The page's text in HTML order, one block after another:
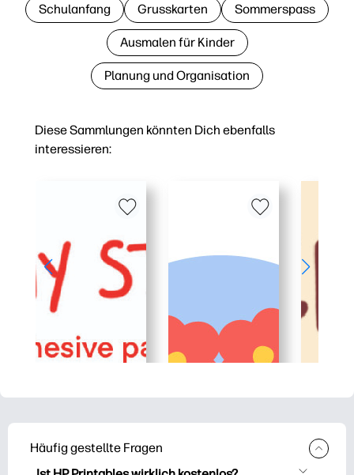
Diese Sammlungen könnten Dich ebenfalls
interessieren:
Schulanfang Grusskarten Sommerspass
Ausmalen für Kinder
Planung und Organisation
Häufig gestellte Fragen